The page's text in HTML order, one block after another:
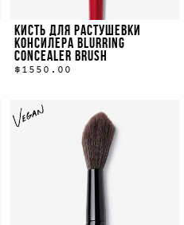
КИСТЬ ДЛЯ РАСТУШЕВКИ
КОНСИЛЕРА BLURRING
CONCEALER BRUSH
$1550.00